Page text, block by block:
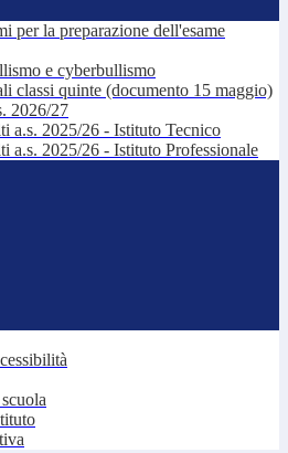
per la preparazione dell'esame
e cyberbullismo
classi quinte (documento 15 maggio)
2026/27
a.s. 2025/26 - Istituto Tecnico
a.s. 2025/26 - Istituto Professionale